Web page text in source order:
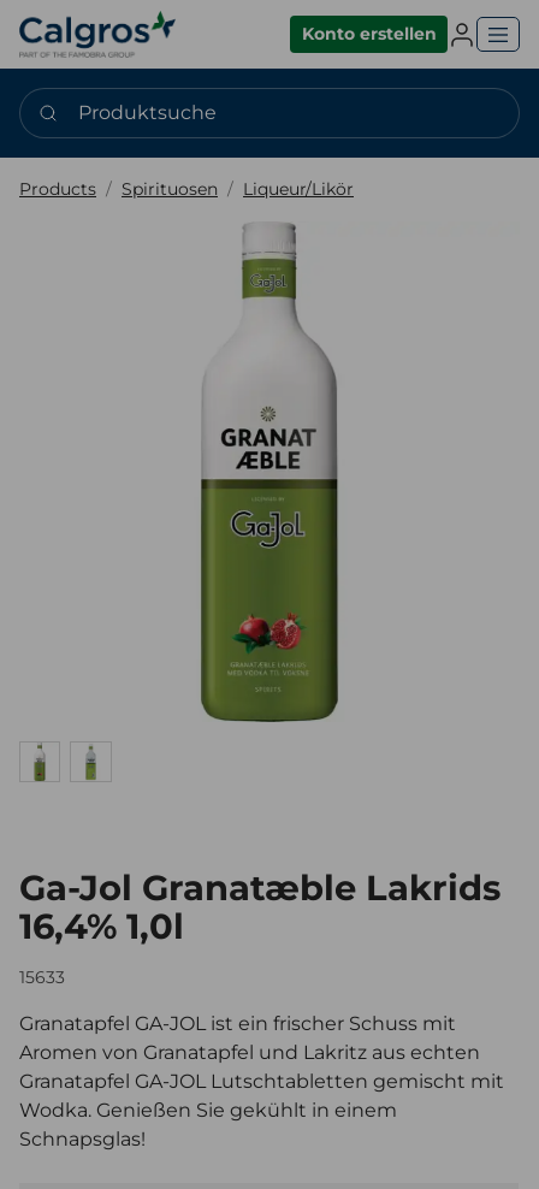
Konto erstellen
Produktsuche
Products Spirituosen Liqueur/Likör
Ga-Jol Granatæble Lakrids
16,4% 1,0l
15633
Granatapfel GA-JOL ist ein frischer Schuss mit
Aromen von Granatapfel und Lakritz aus echten
Granatapfel GA-JOL Lutschtabletten gemischt mit
Wodka. Genießen Sie gekühlt in einem
Schnapsglas!